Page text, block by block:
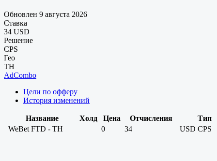
Обновлен 9 августа 2026
Ставка
34 USD
Решение
CPS
Гео
TH
AdCombo
Цели по офферу
История изменений
Название Холд Цена Отчисления
Тип
WeBet FTD - TH
0 34 USD CPS